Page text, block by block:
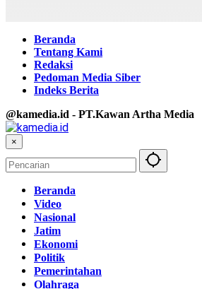
Beranda
Tentang Kami
Redaksi
Pedoman Media Siber
Indeks Berita
@kamedia.id - PT.Kawan Artha Media
×
Beranda
Video
Nasional
Jatim
Ekonomi
Politik
Pemerintahan
Olahraga